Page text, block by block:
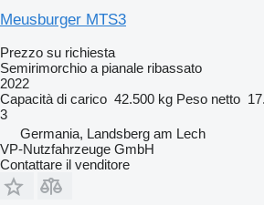
Meusburger MTS3
Prezzo su richiesta
Semirimorchio a pianale ribassato
2022
Capacità di carico 42.500 kg Peso netto
3
Germania, Landsberg am Lech
VP-Nutzfahrzeuge GmbH
Contattare il venditore